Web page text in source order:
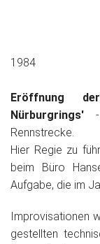
1984
Eröffnung
Nürburgrings'
Rennstrecke.
Hier Regie zu
beim Büro
Aufgabe, die im
Improvisationen
gestellten